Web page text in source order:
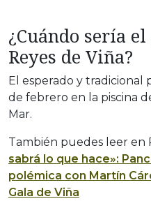
¿Cuándo sería
Reyes de Viña?
El esperado y tradicional
de febrero en la piscina
Mar.
También puedes leer en
sabrá lo que hace»:
polémica con Martín
Gala de Viña